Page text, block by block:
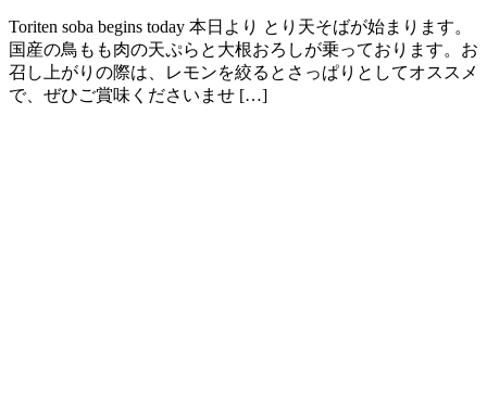
Toriten soba begins today 本日より とり天そばが始まります。
国産の鳥もも肉の天ぷらと大根おろしが乗っております。お
召し上がりの際は、レモンを絞るとさっぱりとしてオススメ
で、ぜひご賞味くださいませ […]